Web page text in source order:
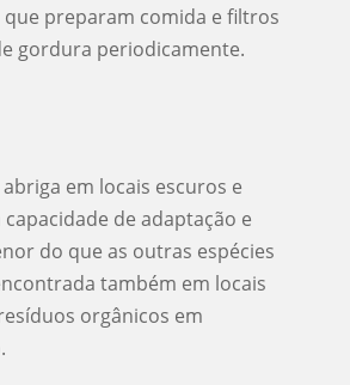
preparam comida e filtros
gordura periodicamente.
em locais escuros e
de adaptação e
do que as outras espécies
também em locais
orgânicos em